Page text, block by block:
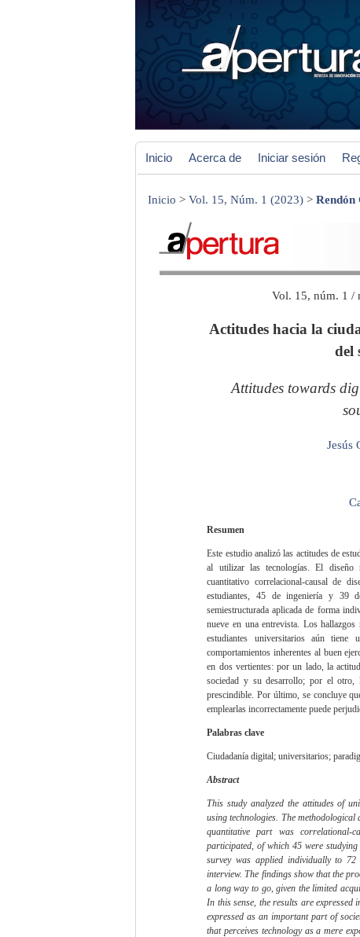
Inicio Acerca de Iniciar sesión
Inicio > Vol. 15, Núm. 1 (2023)> Rendón
Vol. 15, núm. 1 /
Actitudes hacia la
del
Attitudes towards
Jesús
Resumen
Este estudio analizó las actitudes de
al utilizar las tecnologías. El diseño
cuantitativo correlacional-causal de
estudiantes, 45 de ingeniería y 39
semiestructurada aplicada de forma
nueve en una entrevista. Los
estudiantes universitarios aún
comportamientos inherentes al buen
en dos vertientes: por un lado, la
sociedad y su desarrollo; por el otro,
prescindible. Por último, se concluye
emplearlas incorrectamente puede
Palabras clave
Ciudadanía digital; universitarios;
Abstract
This study analyzed the attitudes of
using technologies. The
quantitative part was correlational-
participated, of which 45 were
survey was applied individually to
interview. The findings show that the
a long way to go, given the limited
In this sense, the results are expressed
expressed as an important part of
that perceives technology as a mere